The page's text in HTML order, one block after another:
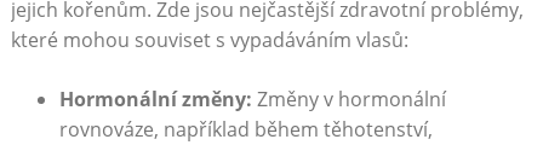
jejich kořenům.‌ Zde jsou nejčastější zdravotní problémy,
které mohou souviset​ s vypadáváním vlasů:
Hormonální změny: Změny v hormonální
rovnováze, například během těhotenství,